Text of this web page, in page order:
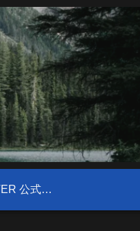
FIELD HUNTER 公式サイト